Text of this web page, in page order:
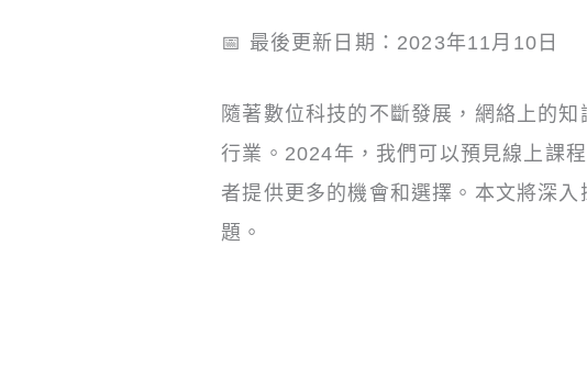
📅 最後更新日期：2023年11月10日
隨著數位科技的不斷發展，網絡上的
行業。2024年，我們可以預見線上課
者提供更多的機會和選擇。本文將深
題。